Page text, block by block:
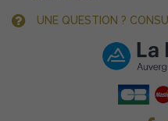
UNE QUESTION ?